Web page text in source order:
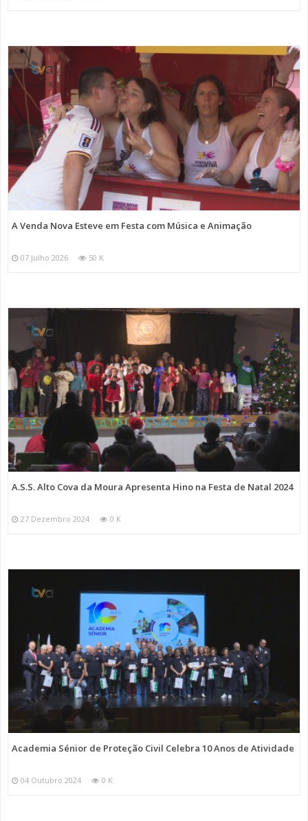
A Venda Nova Esteve em Festa com Música e Animação
07 Julho 2026 50 K
A.S.S. Alto Cova da Moura Apresenta Hino na Festa de Natal 2024
27 Dezembro 2024 0 K
Academia Sénior de Proteção Civil Celebra 10 Anos de Atividade
04 Outubro 2024 0 K